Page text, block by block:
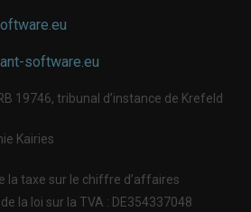
software.eu
19746, tribunal d’instance de Krefeld
Kairies
la taxe sur le chiffre d’affaires
la loi sur la TVA : DE354337048